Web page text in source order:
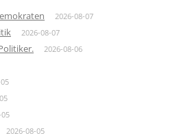
2026-08-07
2026-08-07
2026-08-06
2026-08-05